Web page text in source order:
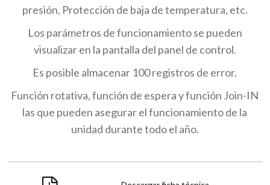
presión, Protección de baja de temperatura, etc.
Los parámetros de funcionamiento se pueden
visualizar en la pantalla del panel de control.
Es posible almacenar 100 registros de error.
Función rotativa, función de espera y función Join-IN
las que pueden asegurar el funcionamiento de la
unidad durante todo el año.